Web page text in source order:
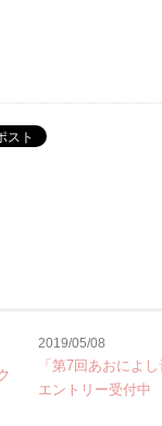
2019/05/08
「第7回あおによ
エントリー受付中